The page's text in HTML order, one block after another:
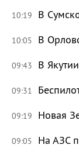
10:19 В
10:05 В
09:43 В
09:31
09:19 Новая
09:05 На АЗС